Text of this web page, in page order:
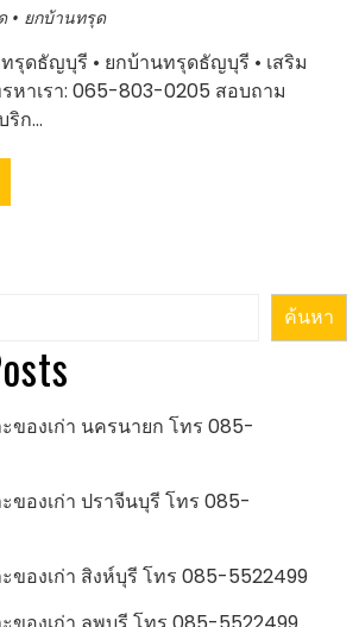
• ยกบ้านทรุด
รุดธัญบุรี • ยกบ้านทรุดธัญบุรี • เสริม
หาเรา: 065-803-0205 สอบถาม
ริก…
ค้นหา
ของเก่า นครนายก โทร 085-
ของเก่า ปราจีนบุรี โทร 085-
ของเก่า สิงห์บุรี โทร 085-5522499